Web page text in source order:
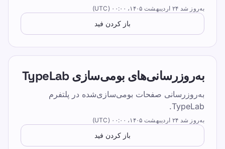
اشتراک‌گذاری در فیسبوک
اشتراک‌گذاری در لینکدین
اشتراک‌گذاری در واتساپ
به‌روز شد ۲۴ اردیبهشت ۱۴۰۵،‏ ۰۰:۰۰ (UTC)
باز کردن فید
به‌روزرسانی‌های بومی‌سازی TypeLab
به‌روزرسانی صفحات بومی‌سازی‌شده در پلتفرم
TypeLab.
به‌روز شد ۲۴ اردیبهشت ۱۴۰۵،‏ ۰۰:۰۰ (UTC)
باز کردن فید